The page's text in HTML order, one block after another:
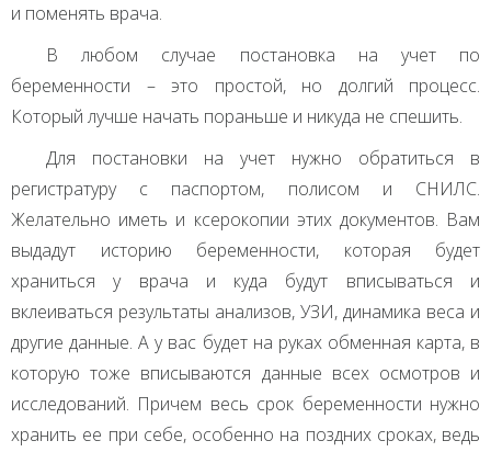
и поменять врача.
В любом случае постановка на учет по
беременности – это простой, но долгий процесс.
Который лучше начать пораньше и никуда не спешить.
Для постановки на учет нужно обратиться в
регистратуру с паспортом, полисом и СНИЛС.
Желательно иметь и ксерокопии этих документов. Вам
выдадут историю беременности, которая будет
храниться у врача и куда будут вписываться и
вклеиваться результаты анализов, УЗИ, динамика веса и
другие данные. А у вас будет на руках обменная карта, в
которую тоже вписываются данные всех осмотров и
исследований. Причем весь срок беременности нужно
хранить ее при себе, особенно на поздних сроках, ведь